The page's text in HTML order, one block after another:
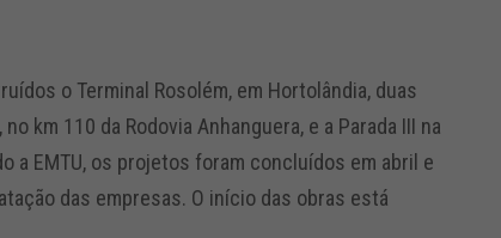
o Terminal Rosolém, em Hortolândia, duas
km 110 da Rodovia Anhanguera, e a Parada III na
a EMTU, os projetos foram concluídos em abril e
das empresas. O início das obras está